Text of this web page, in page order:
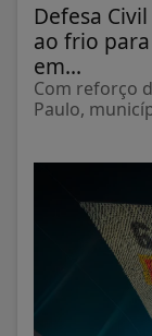
Defesa
ao frio
em...
Com reforço
Paulo,